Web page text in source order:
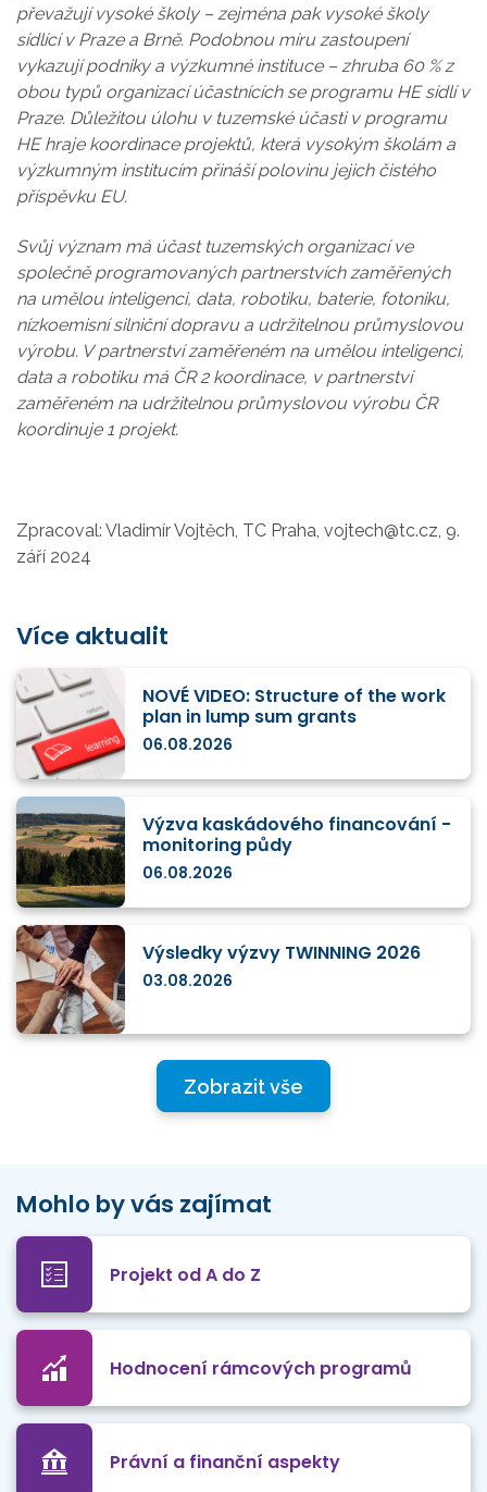
převažují vysoké školy – zejména pak vysoké školy
sídlící v Praze a Brně. Podobnou míru zastoupení
vykazují podniky a výzkumné instituce – zhruba 60 % z
obou typů organizací účastnících se programu HE sídlí v
Praze. Důležitou úlohu v tuzemské účasti v programu
HE hraje koordinace projektů, která vysokým školám a
výzkumným institucím přináší polovinu jejich čistého
příspěvku EU.
Svůj význam má účast tuzemských organizací ve
společně programovaných partnerstvích zaměřených
na umělou inteligenci, data, robotiku, baterie, fotoniku,
nízkoemisní silniční dopravu a udržitelnou průmyslovou
výrobu. V partnerství zaměřeném na umělou inteligenci,
data a robotiku má ČR 2 koordinace, v partnerství
zaměřeném na udržitelnou průmyslovou výrobu ČR
koordinuje 1 projekt.
Zpracoval: Vladimír Vojtěch, TC Praha, vojtech@tc.cz, 9.
září 2024
Více aktualit
NOVÉ VIDEO: Structure of the work
plan in lump sum grants
06.08.2026
Výzva kaskádového financování -
monitoring půdy
06.08.2026
Výsledky výzvy TWINNING 2026
03.08.2026
Zobrazit vše
Mohlo by vás zajímat
Projekt od A do Z
Hodnocení rámcových programů
Právní a finanční aspekty